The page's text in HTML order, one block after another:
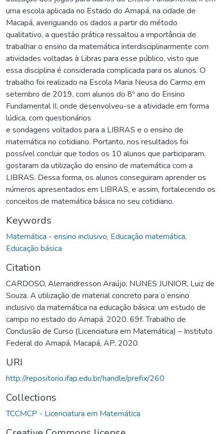
uma escola aplicada no Estado do Amapá, na cidade de
Macapá, averiguando os dados a partir do método
qualitativo, a questão prática ressaltou a importância de
trabalhar o ensino da matemática interdisciplinarmente com
atividades voltadas à Libras para esse público, visto que
essa disciplina é considerada complicada para os alunos. O
trabalho foi realizado na Escola Maria Neusa do Carmo em
setembro de 2019, com alunos do 8º ano do Ensino
Fundamental II, onde desenvolveu-se a atividade em forma
lúdica, com questionários
e sondagens voltados para a LIBRAS e o ensino de
matemática no cotidiano. Portanto, nos resultados foi
possível concluir que todos os 10 alunos que participaram,
gostaram da utilização do ensino de matemática com a
LIBRAS. Dessa forma, os alunos conseguiram aprender os
números apresentados em LIBRAS, e assim, fortalecendo os
conceitos de matemática básica no seu cotidiano.
Keywords
Matemática - ensino inclusivo, Educação matemática,
Educação básica
Citation
CARDOSO, Alerrandresson Araújo; NUNES JUNIOR, Luiz de
Souza. A utilização de material concreto para o ensino
inclusivo da matemática na educação básica: um estudo de
campo no estado do Amapá. 2020. 69f. Trabalho de
Conclusão de Curso (Licenciatura em Matemática) – Instituto
Federal do Amapá, Macapá, AP, 2020.
URI
http://repositorio.ifap.edu.br/handle/prefix/260
Collections
TCCMCP - Licenciatura em Matemática